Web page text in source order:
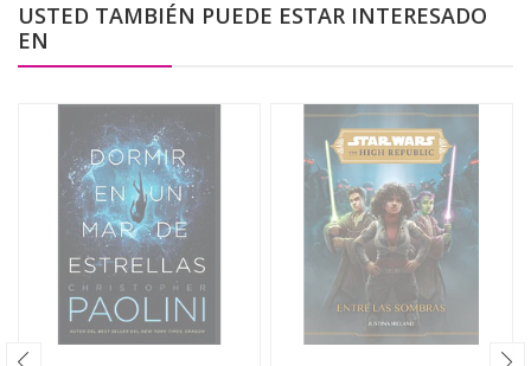
USTED TAMBIÉN PUEDE ESTAR INTERESADO
EN